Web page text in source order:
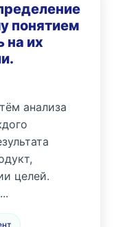
понятием
на их
анализа
целей.